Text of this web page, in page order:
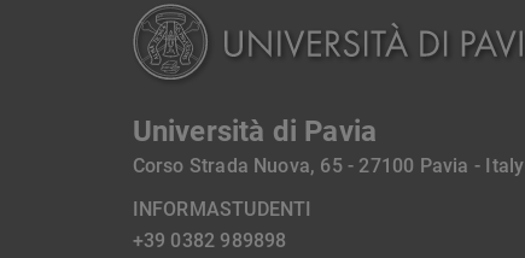
Università di Pavia
Corso Strada Nuova, 65 - 27100 Pavia - Italy
INFORMASTUDENTI
+39 0382 989898